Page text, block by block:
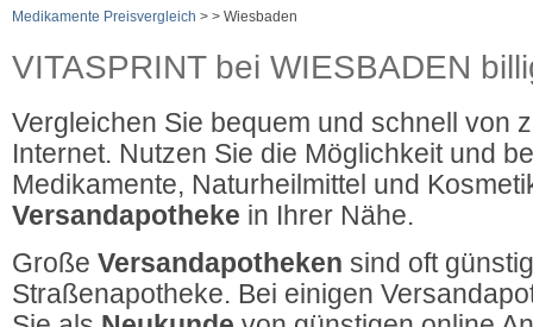
Medikamente Preisvergleich > > Wiesbaden
VITASPRINT bei WIESBADEN
Vergleichen Sie bequem und schnell von
Internet. Nutzen Sie die Möglichkeit und
Medikamente, Naturheilmittel und
Versandapotheke in Ihrer Nähe.
Große Versandapotheken sind oft
Straßenapotheke. Bei einigen